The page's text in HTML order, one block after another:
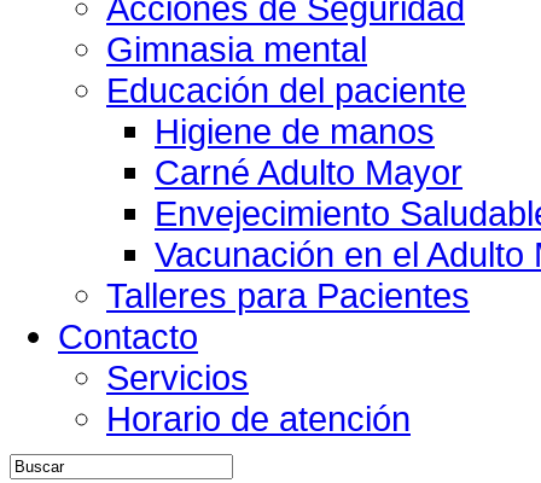
Gimnasia mental
Educación del paciente
Higiene de manos
Carné Adulto Mayor
Envejecimiento
Vacunación en el Adulto
Talleres para Pacientes
Contacto
Servicios
Horario de atención